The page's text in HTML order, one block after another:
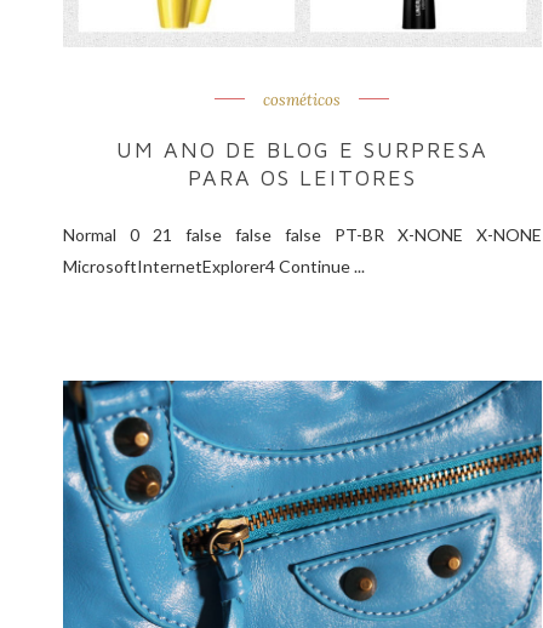
cosméticos
UM ANO DE BLOG E SURPRESA
PARA OS LEITORES
Normal 0 21 false false false PT-BR X-NONE X-NONE
MicrosoftInternetExplorer4 Continue ...